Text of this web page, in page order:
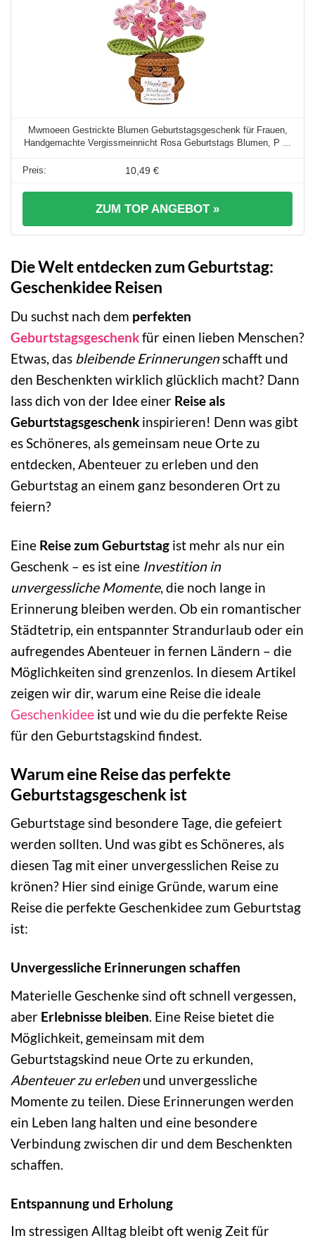
Mwmoeen Gestrickte Blumen Geburtstagsgeschenk für Frauen,
Handgemachte Vergissmeinnicht Rosa Geburtstags Blumen, P ...
10,49 €
ZUM TOP ANGEBOT »
Die Welt entdecken zum Geburtstag:
Geschenkidee Reisen
Du suchst nach dem perfekten
Geburtstagsgeschenkfür einen lieben Menschen?
Etwas, das bleibende Erinnerungenschafft und
den Beschenkten wirklich glücklich macht? Dann
lass dich von der Idee einer Reise als
Geburtstagsgeschenk inspirieren! Denn was gibt
es Schöneres, als gemeinsam neue Orte zu
entdecken, Abenteuer zu erleben und den
Geburtstag an einem ganz besonderen Ort zu
feiern?
Eine Reise zum Geburtstag ist mehr als nur ein
Geschenk – es ist eine Investition in
unvergessliche Momente, die noch lange in
Erinnerung bleiben werden. Ob ein romantischer
Städtetrip, ein entspannter Strandurlaub oder ein
aufregendes Abenteuer in fernen Ländern – die
Möglichkeiten sind grenzenlos. In diesem Artikel
zeigen wir dir, warum eine Reise die ideale
Geschenkidee ist und wie du die perfekte Reise
für den Geburtstagskind findest.
Warum eine Reise das perfekte
Geburtstagsgeschenk ist
Geburtstage sind besondere Tage, die gefeiert
werden sollten. Und was gibt es Schöneres, als
diesen Tag mit einer unvergesslichen Reise zu
krönen? Hier sind einige Gründe, warum eine
Reise die perfekte Geschenkidee zum Geburtstag
ist:
Unvergessliche Erinnerungen schaffen
Materielle Geschenke sind oft schnell vergessen,
aber Erlebnisse bleiben. Eine Reise bietet die
Möglichkeit, gemeinsam mit dem
Geburtstagskind neue Orte zu erkunden,
Abenteuer zu erlebenund unvergessliche
Momente zu teilen. Diese Erinnerungen werden
ein Leben lang halten und eine besondere
Verbindung zwischen dir und dem Beschenkten
schaffen.
Entspannung und Erholung
Im stressigen Alltag bleibt oft wenig Zeit für